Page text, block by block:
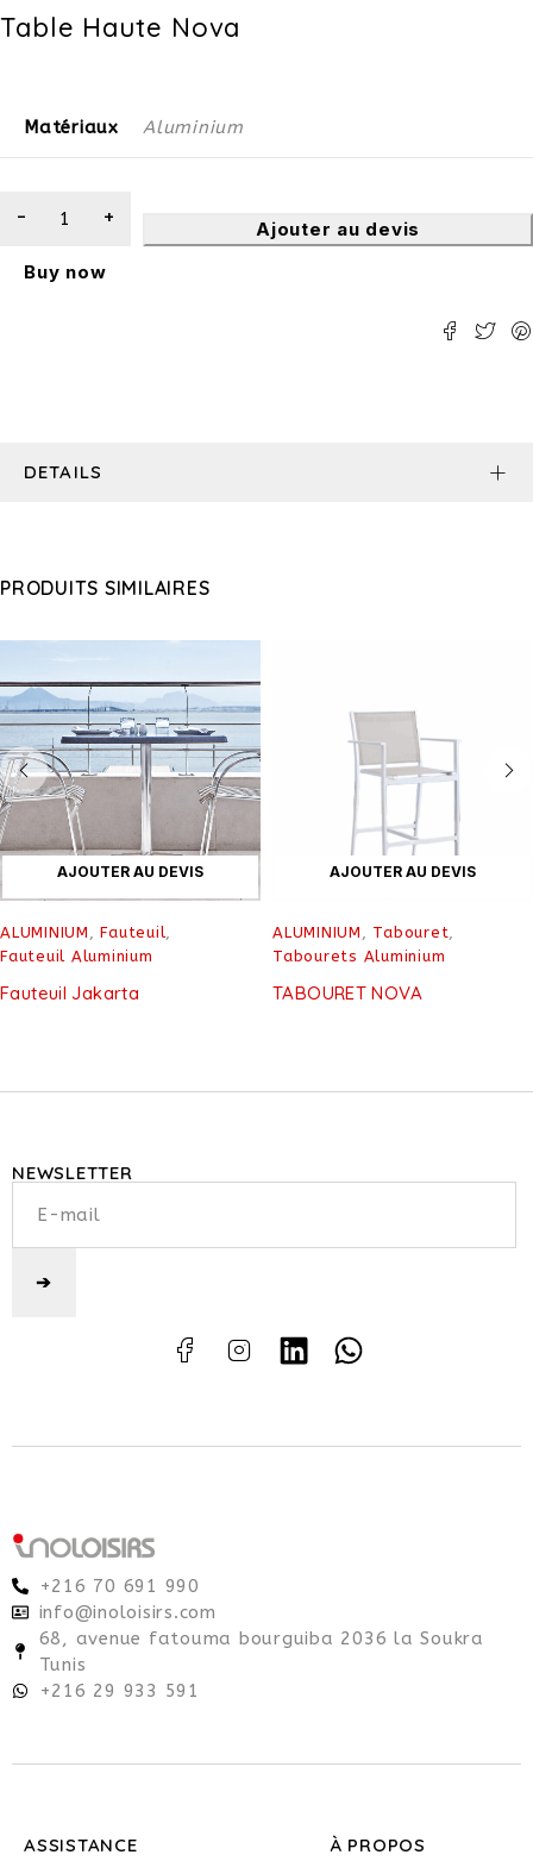
Table Haute Nova
Matériaux Aluminium
Ajouter au devis
Buy now
DETAILS
PRODUITS SIMILAIRES
AJOUTER AU DEVIS
ALUMINIUM ,Fauteuil
Fauteuil Aluminium
Fauteuil Jakarta
AJOUTER AU DEVIS
ALUMINIUM Tabouret
Tabourets Aluminium
TABOURET NOVA
+216 70 691 990
info@inoloisirs.com
68, avenue fatouma bourguiba 2036 la Soukra
Tunis
+216 29 933 591
À PROPOS
ASSISTANCE
NEWSLETTER